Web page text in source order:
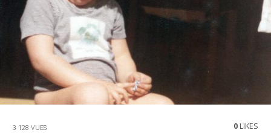
3 128 VUES 0LIKES